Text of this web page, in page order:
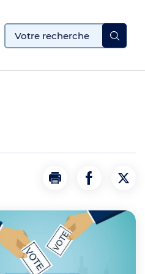
ImprimerPartager la